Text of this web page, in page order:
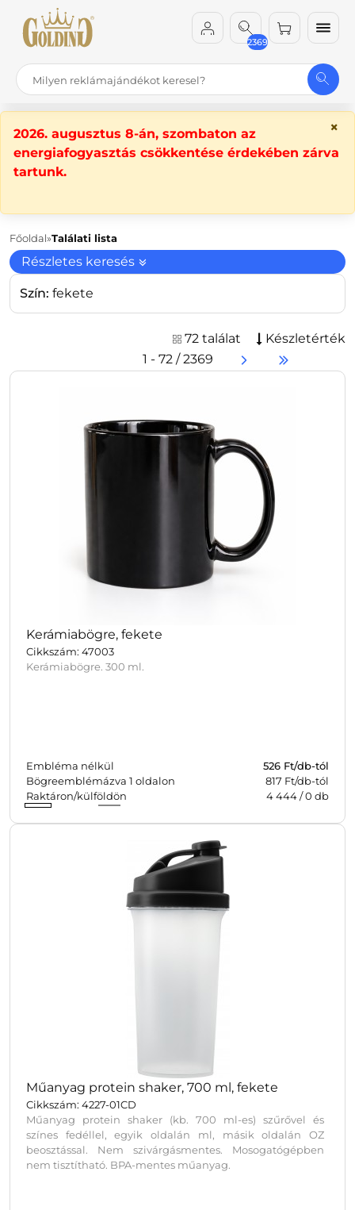
2369
×
2026. augusztus 8-án, szombaton az
energiafogyasztás csökkentése érdekében zárva
tartunk.
Főoldal Találati lista
Részletes keresés
Szín: fekete
72 találat
Készletérték
1 - 72 / 2369
Kerámiabögre, fekete
Cikkszám: 47003
Kerámiabögre. 300 ml.
Embléma nélkül 526 Ft/db-tól
Bögreemblémázva 1 oldalon
817 Ft/db-tól
Raktáron/külföldön
4 444/0 db
Műanyag protein shaker, 700 ml, fekete
Cikkszám: 4227-01CD
Műanyag protein shaker (kb. 700 ml-es) szűrővel és
színes fedéllel, egyik oldalán ml, másik oldalán OZ
beosztással. Nem szivárgásmentes. Mosogatógépben
nem tisztítható. BPA-mentes műanyag.